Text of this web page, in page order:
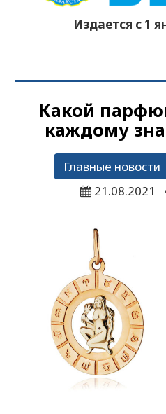
Издается с 1
Какой
каждому
Главные новости
21.08.2021